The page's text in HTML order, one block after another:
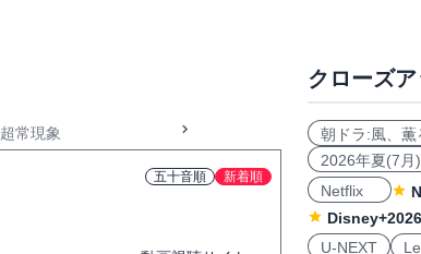
超常現象
五十音順 新着順
クローズ
朝ドラ:風、薫
2026年夏(7月
Netflix
U-NEXT